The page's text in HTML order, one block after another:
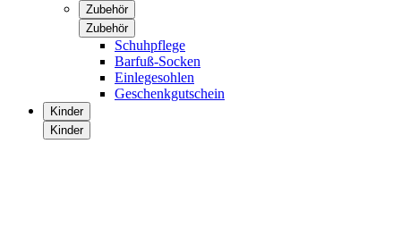
Zubehör
Zubehör
Schuhpflege
Barfuß-Socken
Einlegesohlen
Geschenkgutschein
Kinder
Kinder